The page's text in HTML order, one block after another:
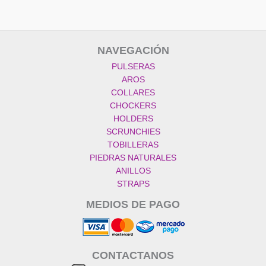
NAVEGACIÓN
PULSERAS
AROS
COLLARES
CHOCKERS
HOLDERS
SCRUNCHIES
TOBILLERAS
PIEDRAS NATURALES
ANILLOS
STRAPS
MEDIOS DE PAGO
CONTACTANOS